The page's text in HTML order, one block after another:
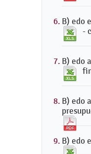
B) edo
-
B) edo
B) edo
B) edo